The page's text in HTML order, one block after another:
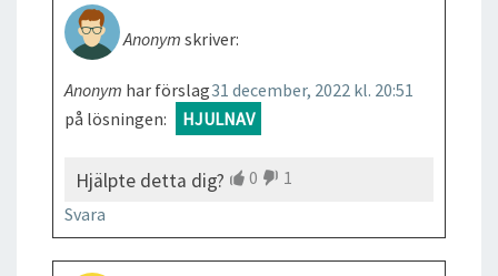
Anonym skriver:
31 december, 2022 kl. 20:51
Anonym har förslag
på lösningen:
HJULNAV
Hjälpte detta dig? 0
1
Svara